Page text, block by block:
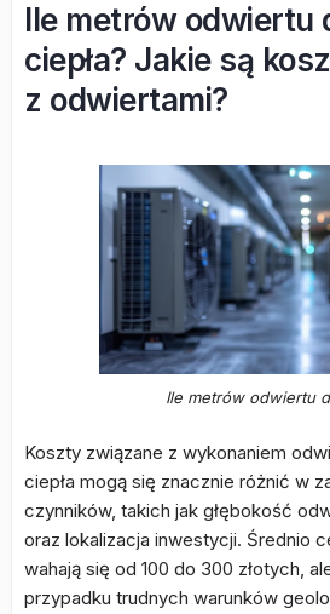
Ile metrów odwiertu
ciepła? Jakie są
z odwiertami?
Ile metrów odwiertu
Koszty związane z wykonaniem
ciepła mogą się znacznie różnić w
czynników, takich jak głębokość
oraz lokalizacja inwestycji. Średnio
wahają się od 100 do 300 złotych,
przypadku trudnych warunków